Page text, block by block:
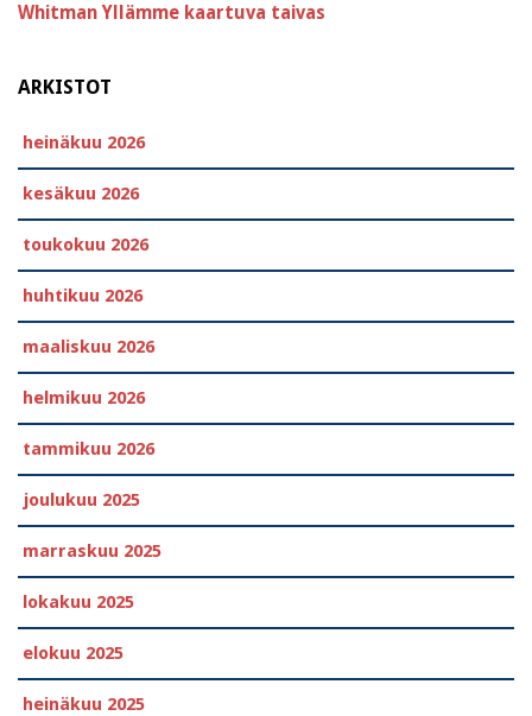
Whitman Yllämme kaartuva taivas
ARKISTOT
heinäkuu 2026
kesäkuu 2026
toukokuu 2026
huhtikuu 2026
maaliskuu 2026
helmikuu 2026
tammikuu 2026
joulukuu 2025
marraskuu 2025
lokakuu 2025
elokuu 2025
heinäkuu 2025